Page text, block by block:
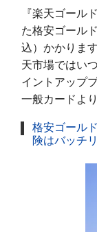
『楽天ゴール
た格安ゴール
込）かかりま
天市場ではい
イントアップ
一般カードよ
格安ゴール
険はバッチリ